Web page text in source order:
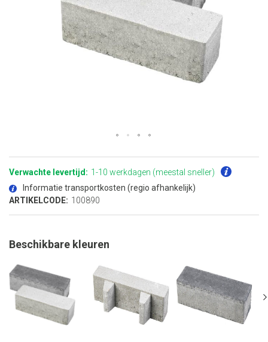
naar
begin
de
afbeeldingen-
Verwachte levertijd: 1-10 werkdagen (meestal sneller)
Informatie transportkosten (regio afhankelijk)
ARTIKELCODE: 100890
Beschikbare kleuren